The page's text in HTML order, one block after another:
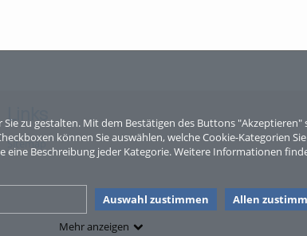
zu gestalten. Mit dem Bestätigen des Buttons
können Sie auswählen, welche Cookie-Kategorien
eine Beschreibung jeder Kategorie. Weitere Informationen
Auswahl zustimmen
Allen
Mehr anzeigen
Links
Sitemap